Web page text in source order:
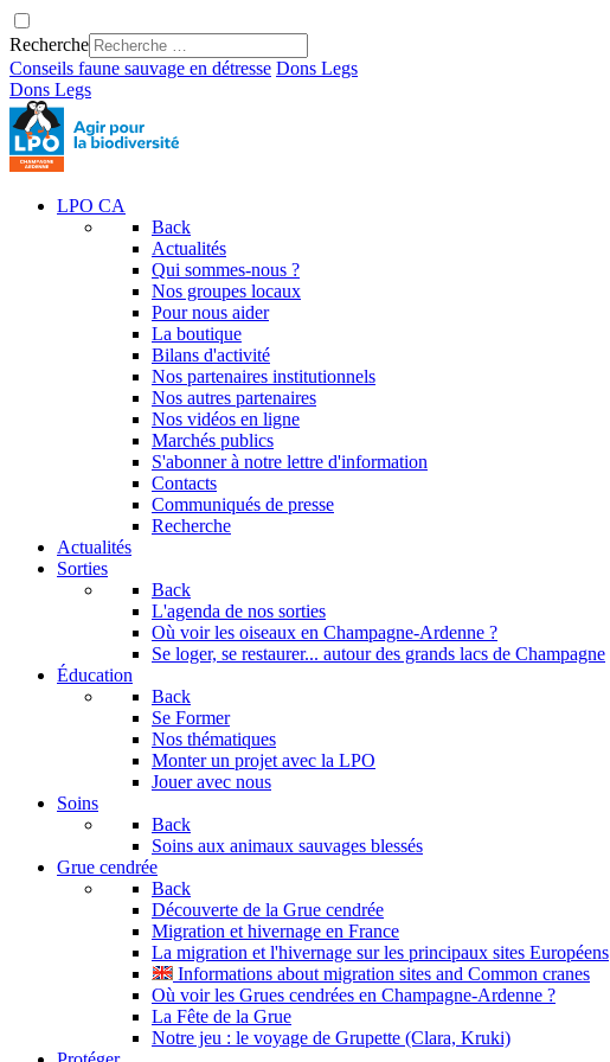
Recherche
Conseils faune sauvage en détresse Dons Legs
Dons Legs
LPO CA
Back
Actualités
Qui sommes-nous ?
Nos groupes locaux
Pour nous aider
La boutique
Bilans d'activité
Nos partenaires institutionnels
Nos autres partenaires
Nos vidéos en ligne
Marchés publics
S'abonner à notre lettre d'information
Contacts
Communiqués de presse
Recherche
Actualités
Sorties
Back
L'agenda de nos sorties
Où voir les oiseaux en Champagne-Ardenne ?
Se loger, se restaurer... autour des grands lacs de Champagne
Éducation
Back
Se Former
Nos thématiques
Monter un projet avec la LPO
Jouer avec nous
Soins
Back
Soins aux animaux sauvages blessés
Grue cendrée
Back
Découverte de la Grue cendrée
Migration et hivernage en France
La migration et l'hivernage sur les principaux sites Européens
Informations about migration sites and Common cranes
Où voir les Grues cendrées en Champagne-Ardenne ?
La Fête de la Grue
Notre jeu : le voyage de Grupette (Clara, Kruki)